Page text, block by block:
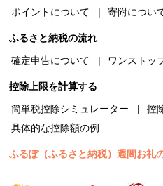
ポイントについて
寄附につい
ふるさと納税の流れ
確定申告について
ワンストッ
控除上限を計算する
簡単税控除シミュレーター
控
具体的な控除額の例
ふるぽ（ふるさと納税）週間お礼